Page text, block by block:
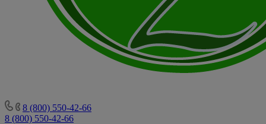
8 (800) 550-42-66
8 (800) 550-42-66